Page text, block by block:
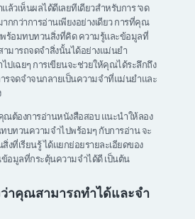
วเห็นผลได้ดีเลยทีเดียวสำหรับการ ‘จด
กกว่าการอ่านเพียงอย่างเดียว การที่คุณ
พร้อมทบทวนสิ่งที่คิด ความรู้และข้อมูลที่
มารถจดจำสิ่งนั้นได้อย่างแม่นยำ
ปเฉยๆ การเขียนจะช่วยให้คุณได้ระลึกถึง
รจดจำจนกลายเป็นความจำที่แม่นยำและ
ณต้องการอ่านหนังสือสอบ แนะนำให้ลอง
บทวนความจำไปพร้อมๆ กับการอ่าน จะ
ที่เรียนรู้ ได้แยกย่อยรายละเอียดของ
อมูลที่กระตุ้นความจำได้ดี เป็นต้น
าคุณสามารถทำได้และจำ